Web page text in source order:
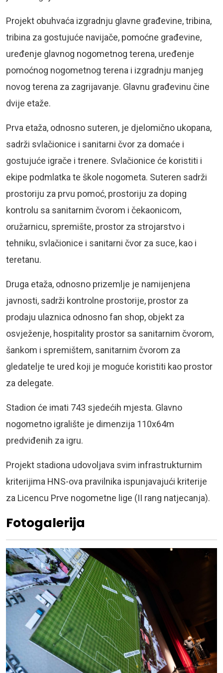
Projekt obuhvaća izgradnju glavne građevine, tribina,
tribina za gostujuće navijače, pomoćne građevine,
uređenje glavnog nogometnog terena, uređenje
pomoćnog nogometnog terena i izgradnju manjeg
novog terena za zagrijavanje. Glavnu građevinu čine
dvije etaže.
Prva etaža, odnosno suteren, je djelomično ukopana,
sadrži svlačionice i sanitarni čvor za domaće i
gostujuće igrače i trenere. Svlačionice će koristiti i
ekipe podmlatka te škole nogometa. Suteren sadrži
prostoriju za prvu pomoć, prostoriju za doping
kontrolu sa sanitarnim čvorom i čekaonicom,
oružarnicu, spremište, prostor za strojarstvo i
tehniku, svlačionice i sanitarni čvor za suce, kao i
teretanu.
Druga etaža, odnosno prizemlje je namijenjena
javnosti, sadrži kontrolne prostorije, prostor za
prodaju ulaznica odnosno fan shop, objekt za
osvježenje, hospitality prostor sa sanitarnim čvorom,
šankom i spremištem, sanitarnim čvorom za
gledatelje te ured koji je moguće koristiti kao prostor
za delegate.
Stadion će imati 743 sjedećih mjesta. Glavno
nogometno igralište je dimenzija 110x64m
predviđenih za igru.
Projekt stadiona udovoljava svim infrastrukturnim
kriterijima HNS-ova pravilnika ispunjavajući kriterije
za Licencu Prve nogometne lige (II rang natjecanja).
Fotogalerija